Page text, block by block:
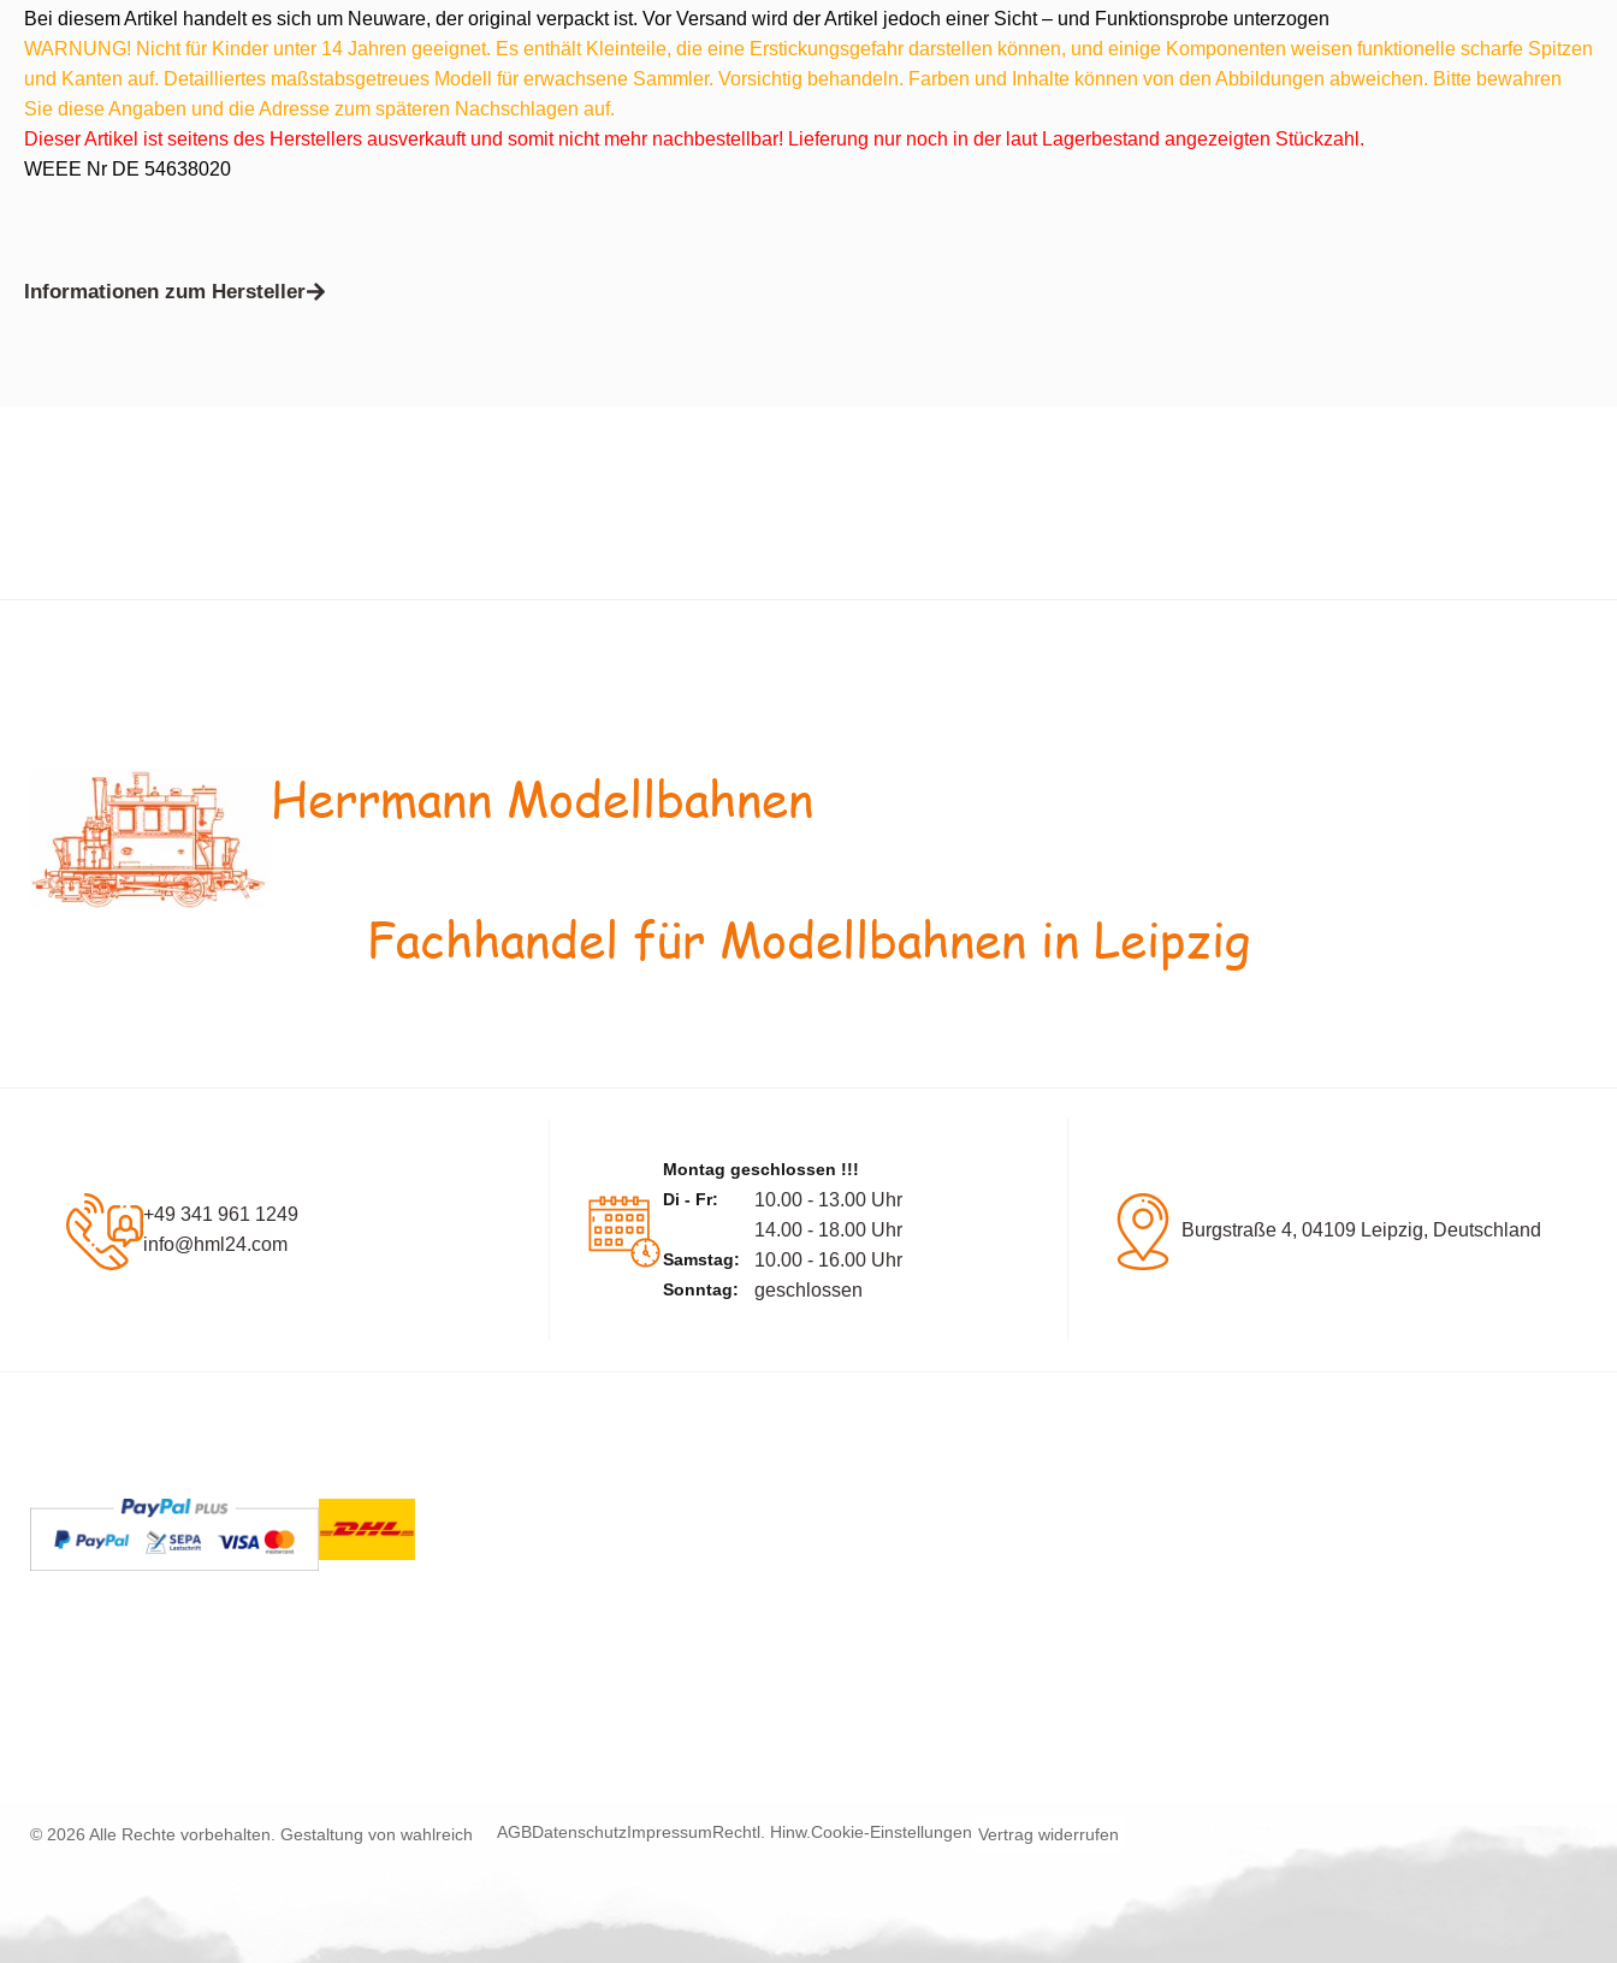
Bei diesem Artikel handelt es sich um Neuware, der original verpackt ist. Vor Versand wird der Artikel jedoch einer Sicht – und Funktionsprobe unterzogen
WARNUNG! Nicht für Kinder unter 14 Jahren geeignet. Es enthält Kleinteile, die eine Erstickungsgefahr darstellen können, und einige Komponenten weisen funktionelle scharfe Spitzen
und Kanten auf. Detailliertes maßstabsgetreues Modell für erwachsene Sammler. Vorsichtig behandeln. Farben und Inhalte können von den Abbildungen abweichen. Bitte bewahren
Sie diese Angaben und die Adresse zum späteren Nachschlagen auf.
Dieser Artikel ist seitens des Herstellers ausverkauft und somit nicht mehr nachbestellbar! Lieferung nur noch in der laut Lagerbestand angezeigten Stückzahl.
WEEE Nr DE 54638020
Informationen zum Hersteller
Herrmann Modellbahnen
Fachhandel für Modellbahnen in Leipzig
+49 341 961 1249
info@hml24.com
Montag geschlossen !!!
Di - Fr:
10.00 - 13.00 Uhr
14.00 - 18.00 Uhr
Samstag: 10.00 - 16.00 Uhr
Sonntag: geschlossen
Burgstraße 4, 04109 Leipzig, Deutschland
© 2026 Alle Rechte vorbehalten. Gestaltung von wahlreich AGBDatenschutzImpressumRechtl. Hinw.Cookie-Einstellungen Vertrag widerrufen